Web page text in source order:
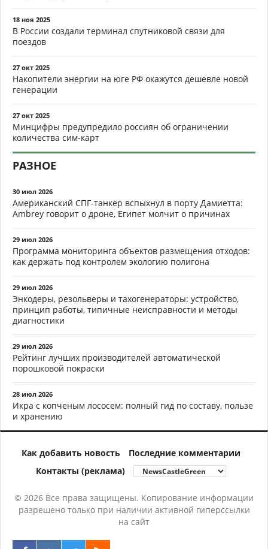
18 ноя 2025
В России создали терминал спутниковой связи для
поездов
27 окт 2025
Накопители энергии на юге РФ окажутся дешевле новой
генерации
27 окт 2025
Минцифры предупредило россиян об ограничении
количества сим-карт
РАЗНОЕ
30 июл 2026
Американский СПГ-танкер вспыхнул в порту Дамиетта:
Ambrey говорит о дроне, Египет молчит о причинах
29 июл 2026
Программа мониторинга объектов размещения отходов:
как держать под контролем экологию полигона
29 июл 2026
Энкодеры, резольверы и тахогенераторы: устройство,
принцип работы, типичные неисправности и методы
диагностики
29 июл 2026
Рейтинг лучших производителей автоматической
порошковой покраски
28 июл 2026
Икра с копченым лососем: полный гид по составу, пользе
и хранению
Как добавить новость
Последние комментарии
Контакты (реклама)
© 2026 Все права защищены. Копирование информации
разрешено только при наличии активной гиперссылки
на сайт